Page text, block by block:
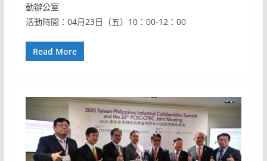
動辦公室
活動時間：04月23日（五）10：00-12：00
Read More